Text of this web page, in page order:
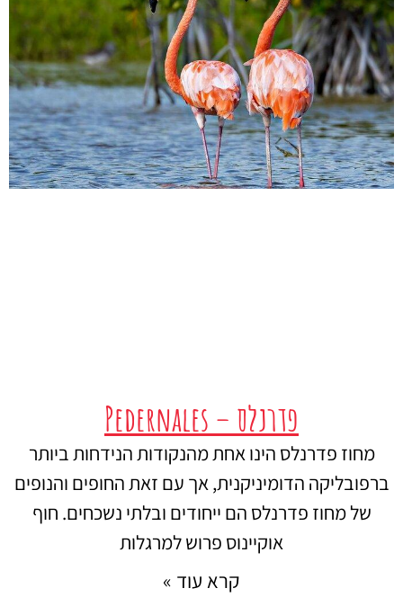
פדרנלס – Pedernales
מחוז פדרנלס הינו אחת מהנקודות הנידחות ביותר
ברפובליקה הדומיניקנית, אך עם זאת החופים והנופים
של מחוז פדרנלס הם ייחודים ובלתי נשכחים. חוף
אוקיינוס פרוש למרגלות
קרא עוד »